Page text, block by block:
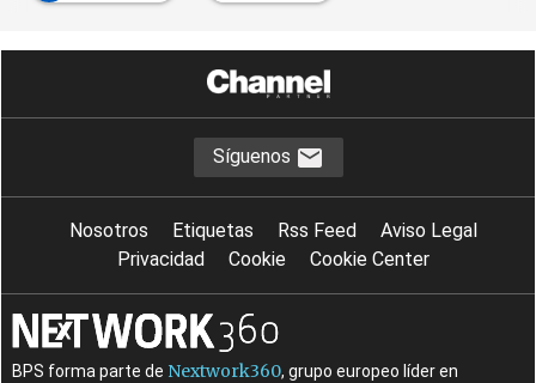
Síguenos
Nosotros Etiquetas Rss Feed
Aviso Legal
Privacidad
Cookie Cookie Center
BPS forma parte de Nextwork360, grupo europeo líder en